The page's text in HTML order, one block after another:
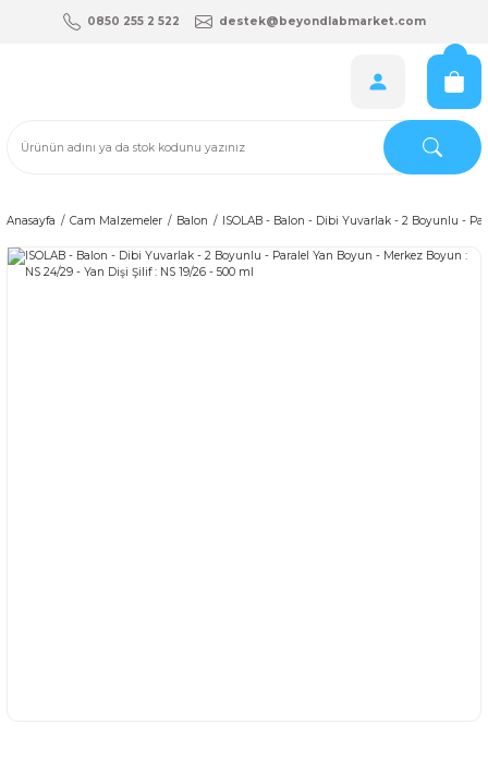
0850 255 2 522 destek@beyondlabmarket.com
Anasayfa Cam Malzemeler Balon ISOLAB - Balon - Dibi Yuvarlak - 2 Boyunlu -